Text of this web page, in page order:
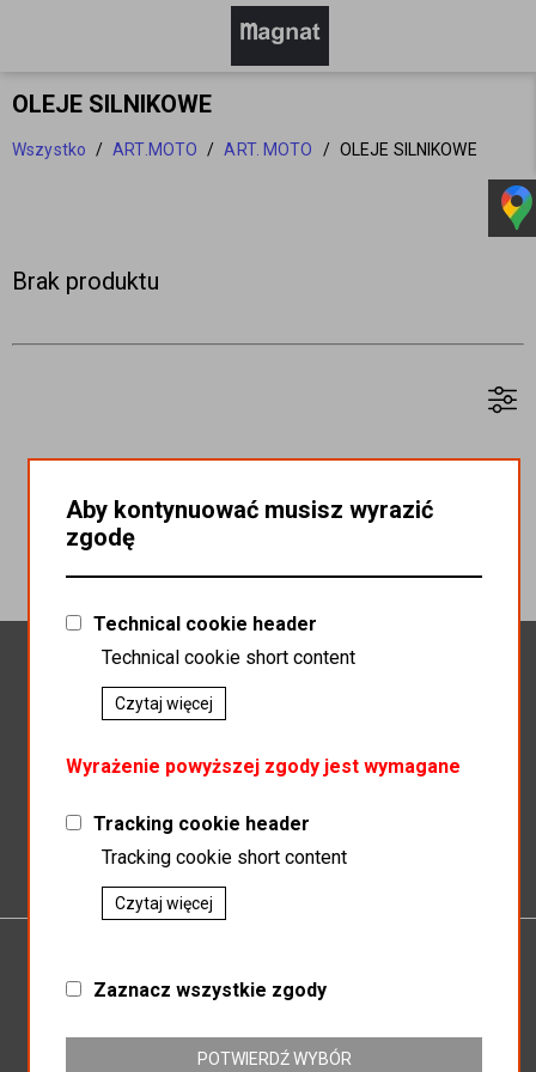
OLEJE SILNIKOWE
Wszystko / ART.MOTO / ART. MOTO / OLEJE SILNIKOWE
Brak produktu
Newsletter
P.P.H.U.MAGNAT
SP.J SŁAWOMIR KOSZEWSKI BOGUSŁAW KOSZEWSKI
ul. Mikołowska 164
Aby kontynuować musisz wyrazić
zgodę
Technical cookie header
Technical cookie short content
Czytaj więcej
Wyrażenie powyższej zgody jest wymagane
Tracking cookie header
Tracking cookie short content
Czytaj więcej
Zaznacz wszystkie zgody
POTWIERDŹ WYBÓR